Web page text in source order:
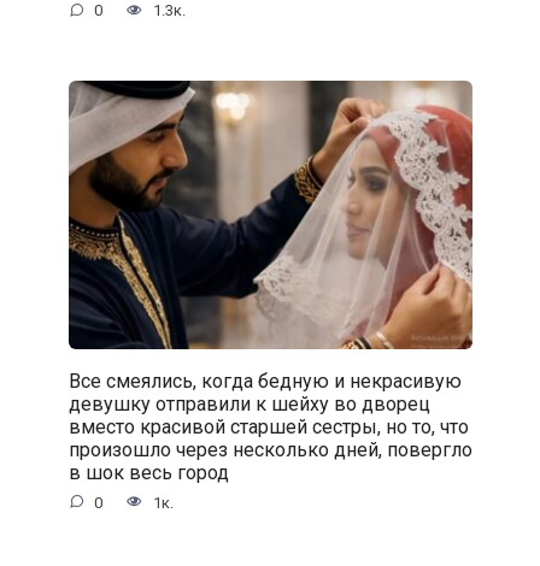
0 1.3к.
Все смеялись, когда бедную и некрасивую
девушку отправили к шейху во дворец
вместо красивой старшей сестры, но то, что
произошло через несколько дней, повергло
в шок весь город
0 1к.